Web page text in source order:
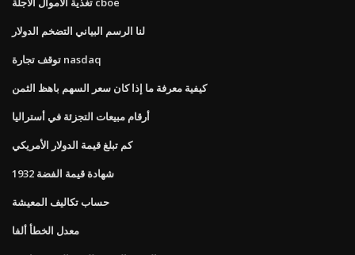
لنا الرسم البياني التضخم الدولار
توقف تجارة nasdaq
كيفية معرفة ما إذا كان سعر السهم باهظ الثمن
أرقام مبيعات التجزئة في أستراليا
كم تبلغ قيمة الدولار الأمريكي
1932 شهادة قيمة الفضة
حساب تكاليف المعيشة
معدل الخطأ ألفا